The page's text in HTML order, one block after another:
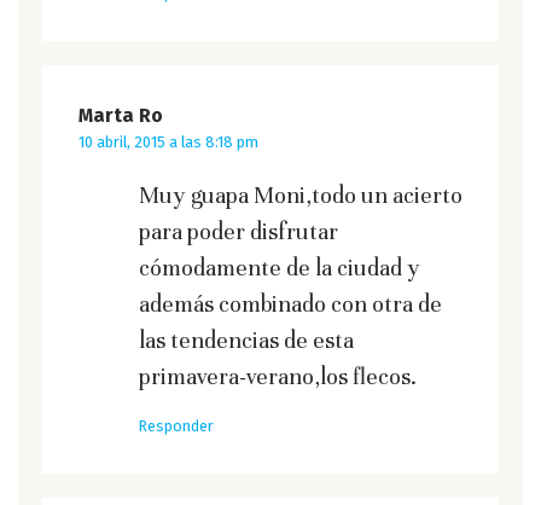
Marta Ro
10 abril, 2015 a las 8:18 pm
Muy guapa Moni,todo un acierto
para poder disfrutar
cómodamente de la ciudad y
además combinado con otra de
las tendencias de esta
primavera-verano,los flecos.
Responder